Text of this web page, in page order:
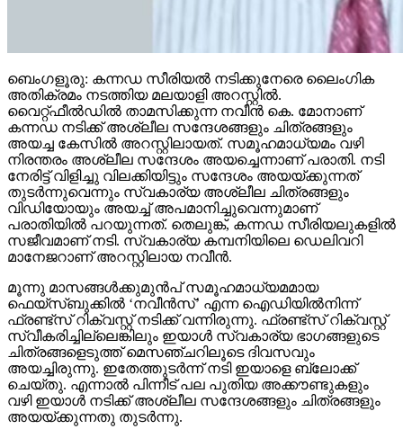
ബെംഗളൂരു: കന്നഡ സീരിയൽ നടിക്കുനേരെ ലൈംഗിക
അതിക്രമം നടത്തിയ മലയാളി അറസ്റ്റിൽ.
വൈറ്റ്‌ഫീൽഡിൽ താമസിക്കുന്ന നവീൻ കെ. മോനാണ്
കന്നഡ നടിക്ക് അശ്ലീല സന്ദേശങ്ങളും ചിത്രങ്ങളും
അയച്ച കേസിൽ അറസ്റ്റിലായത്. സമൂഹമാധ്യമം വഴി
നിരന്തരം അശ്ലീല സന്ദേശം അയച്ചെന്നാണ് പരാതി. നടി
നേരിട്ട് വിളിച്ചു വിലക്കിയിട്ടും സന്ദേശം അയയ്ക്കുന്നത്
തുടർന്നുവെന്നും സ്വകാര്യ അശ്ലീല ചിത്രങ്ങളും
വിഡിയോയും അയച്ച് അപമാനിച്ചുവെന്നുമാണ്
പരാതിയിൽ പറയുന്നത്. തെലുങ്ക്, കന്നഡ സീരിയലുകളിൽ
സജീവമാണ് നടി. സ്വകാര്യ കമ്പനിയിലെ ഡെലിവറി
മാനേജറാണ് അറസ്റ്റിലായ നവീൻ.
മൂന്നു മാസങ്ങൾക്കുമുൻപ് സമൂഹമാധ്യമമായ
ഫെയ്സ്‌ബുക്കിൽ ‘നവീൻസ്’ എന്ന ഐഡിയിൽനിന്ന്
ഫ്രണ്ട്സ് റിക്വസ്റ്റ് നടിക്ക് വന്നിരുന്നു. ഫ്രണ്ട്സ് റിക്വസ്റ്റ്
സ്വീകരിച്ചില്ലെങ്കിലും ഇയാൾ സ്വകാര്യ ഭാഗങ്ങളുടെ
ചിത്രങ്ങളെടുത്ത് മെസഞ്ചറിലൂടെ ദിവസവും
അയച്ചിരുന്നു. ഇതേത്തുടർന്ന് നടി ഇയാളെ ബ്ലോക്ക്
ചെയ്തു. എന്നാൽ പിന്നീട് പല പുതിയ അക്കൗണ്ടുകളും
വഴി ഇയാൾ നടിക്ക് അശ്ലീല സന്ദേശങ്ങളും ചിത്രങ്ങളും
അയയ്ക്കുന്നതു തുടർന്നു.